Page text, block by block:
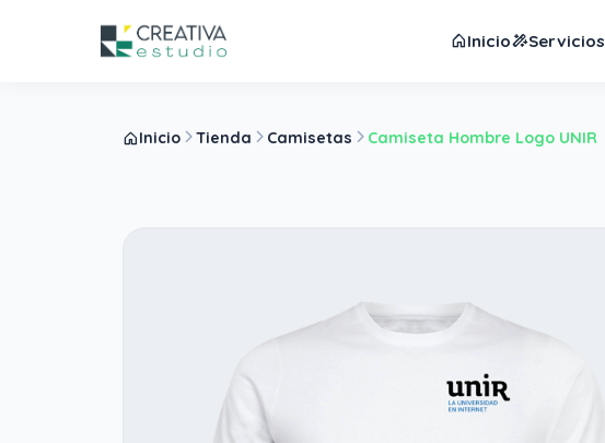
Inicio Servicios
Inicio Tienda Camisetas Camiseta Hombre Logo UNIR